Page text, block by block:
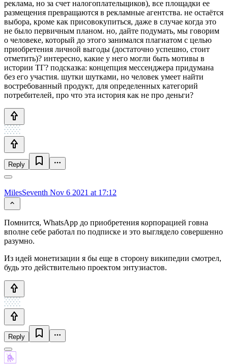
реклама, но за счет налогоплательщиков), все площадки ее
размещения превращаются в рекламные агентства. не остаётся
выбора, кроме как присовокупиться, даже в случае когда это
не было первичным планом. но, дайте подумать, мы говорим
о человеке, который до этого занимался плагиатом с целью
приобретения личной выгоды (достаточно успешно, стоит
отметить)? интересно, какие у него могли быть мотивы в
истории ТГ? подсказка: концепция мессенджера придумана
без его участия. шутки шутками, но человек умеет найти
востребованный продукт, для определенных категорий
потребителей, про что эта история как не про деньги?
Reply
MilesSeventh Nov 6 2021 at 17:12
Помнится, WhatsApp до приобретения корпорацией говна
вполне себе работал по подписке и это выглядело совершенно
разумно.
Из идей монетизации я бы еще в сторону википедии смотрел,
будь это действительно проектом энтузиастов.
Reply